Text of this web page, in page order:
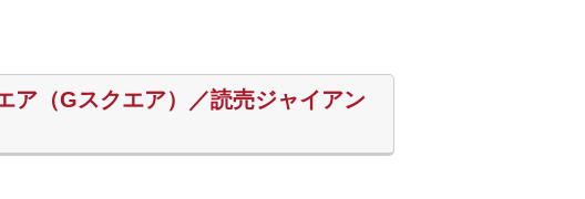
（Gスクエア）／読売ジャイアン